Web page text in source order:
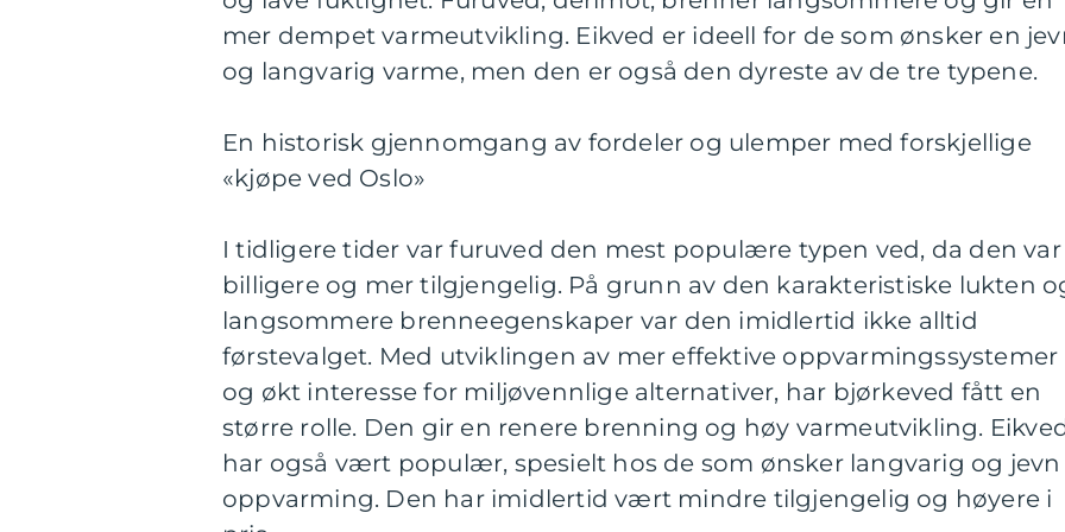
mer dempet varmeutvikling. Eikved er ideell for de som ønsker en
og langvarig varme, men den er også den dyreste av de tre typene.
En historisk gjennomgang av fordeler og ulemper med forskjellige
«kjøpe ved Oslo»
I tidligere tider var furuved den mest populære typen ved, da den var
billigere og mer tilgjengelig. På grunn av den karakteristiske lukten
langsommere brenneegenskaper var den imidlertid ikke alltid
førstevalget. Med utviklingen av mer effektive oppvarmingssystemer
og økt interesse for miljøvennlige alternativer, har bjørkeved fått en
større rolle. Den gir en renere brenning og høy varmeutvikling.
har også vært populær, spesielt hos de som ønsker langvarig og jevn
oppvarming. Den har imidlertid vært mindre tilgjengelig og høyere i